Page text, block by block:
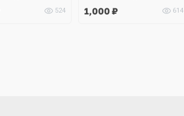
524 1,000 ₽ 614